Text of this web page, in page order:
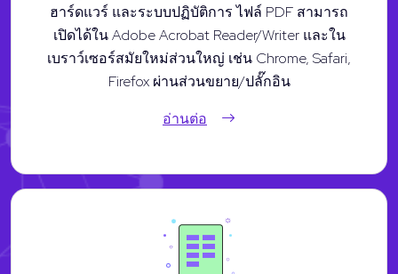
ฮาร์ดแวร์ และระบบปฏิบัติการ ไฟล์ PDF สามารถ
เปิดได้ใน Adobe Acrobat Reader/Writer และใน
เบราว์เซอร์สมัยใหม่ส่วนใหญ่ เช่น Chrome, Safari,
Firefox ผ่านส่วนขยาย/ปลั๊กอิน
อ่านต่อ